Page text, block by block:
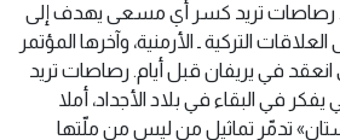
رصاصات تريد كسر أي مسعى يهدف إلى
التركية ـ الأرمنية، وآخرها المؤتمر
في يريفان قبل أيام. رصاصات تريد
يفكر في البقاء في بلاد الأجداد، أملا
تدمّر تماثيل من ليس من ملّتها